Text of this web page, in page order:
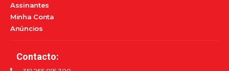
Assinantes
Minha Conta
Anúncios
Contacto: